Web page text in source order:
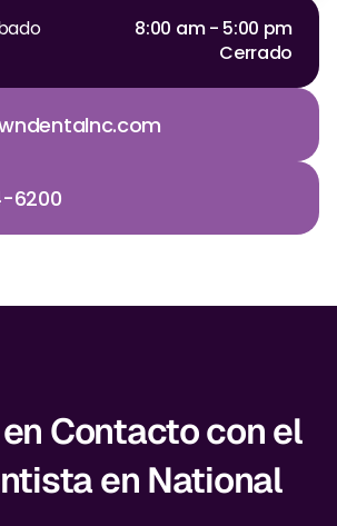
8:00 am - 5:00 pm
Cerrado
6200
Contacto con el
en National